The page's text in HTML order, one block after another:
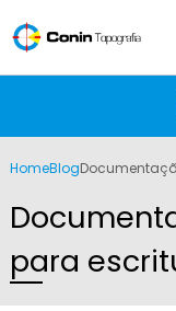
HomeBlog
para